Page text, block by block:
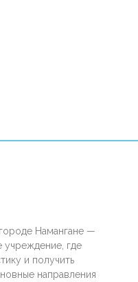
Намангане —
где
и получить
направления